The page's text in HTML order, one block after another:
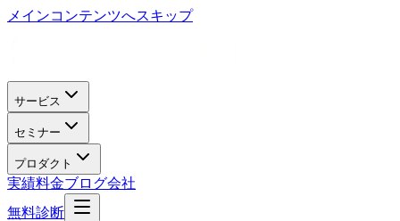
メインコンテンツへスキップ
サービス
セミナー
プロダクト
実績料金ブログ会社
無料診断